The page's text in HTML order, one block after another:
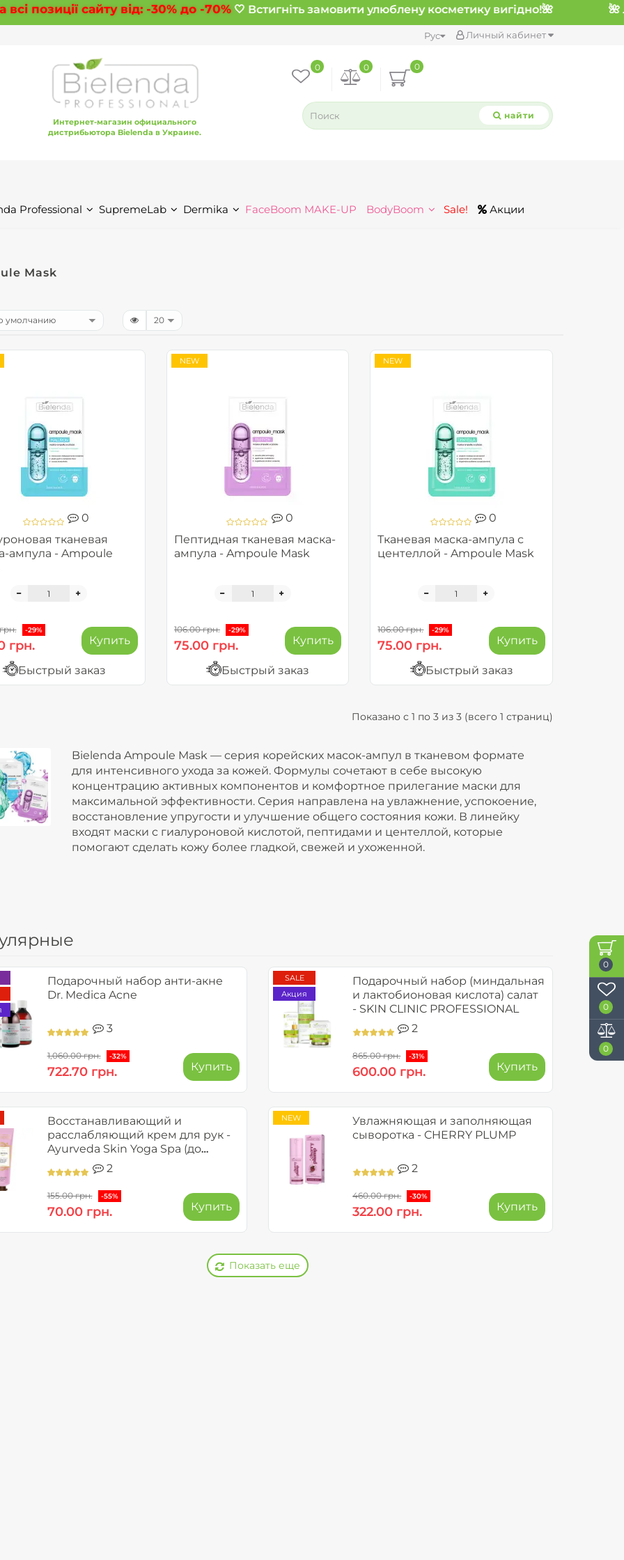
позиції сайту від:-30%до-70%🤍 Встигніть замовити улюблену косметику вигідно!🌺
0
0
0
Личный кабинет
Рус
Интернет-магазин официального
дистрибьютора Bielenda в Украине.
0
0
0
найти
Professional SupremeLab Dermika FaceBoom MAKE-UP BodyBoom Sale! Акции
Mask
0
тканевая
ампула - Ampoule
-29%
грн. Купить
Быстрый заказ
0
Пептидная тканевая маска-
ампула - Ampoule Mask
NEW
106.00 грн. -29%
75.00 грн. Купить
Быстрый заказ
0
Тканевая маска-ампула с
центеллой - Ampoule Mask
NEW
106.00 грн. -29%
75.00 грн. Купить
Быстрый заказ
Показано с 1 по 3 из 3 (всего 1 страниц)
Bielenda Ampoule Mask — серия корейских масок-ампул в тканевом формате
для интенсивного ухода за кожей. Формулы сочетают в себе высокую
концентрацию активных компонентов и комфортное прилегание маски для
максимальной эффективности. Серия направлена на увлажнение, успокоение,
восстановление упругости и улучшение общего состояния кожи. В линейку
входят маски с гиалуроновой кислотой, пептидами и центеллой, которые
помогают сделать кожу более гладкой, свежей и ухоженной.
Подарочный набор анти-акне
Dr. Medica Acne
3
1,060.00 грн. -32%
722.70 грн. Купить
SALE
Акция
Подарочный набор (миндальная
и лактобионовая кислота) салат
- SKIN CLINIC PROFESSIONAL
2
865.00 грн. -31%
600.00 грн. Купить
Восстанавливающий и
расслабляющий крем для рук -
Ayurveda Skin Yoga Spa (до
09.2026)
2
155.00 грн. -55%
70.00 грн. Купить
NEW
Увлажняющая и заполняющая
сыворотка - CHERRY PLUMP
2
460.00 грн. -30%
322.00 грн. Купить
Показать еще